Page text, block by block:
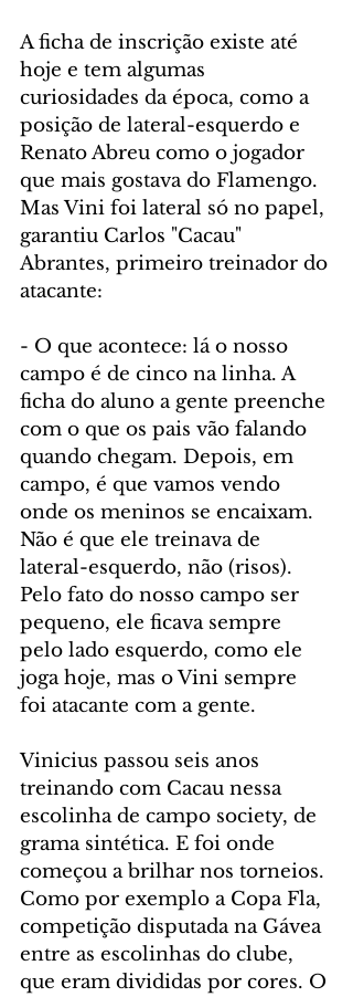
A ficha de inscrição existe até
hoje e tem algumas
curiosidades da época, como a
posição de lateral-esquerdo e
Renato Abreu como o jogador
que mais gostava do Flamengo.
Mas Vini foi lateral só no papel,
garantiu Carlos "Cacau"
Abrantes, primeiro treinador do
atacante:
- O que acontece: lá o nosso
campo é de cinco na linha. A
ficha do aluno a gente preenche
com o que os pais vão falando
quando chegam. Depois, em
campo, é que vamos vendo
onde os meninos se encaixam.
Não é que ele treinava de
lateral-esquerdo, não (risos).
Pelo fato do nosso campo ser
pequeno, ele ficava sempre
pelo lado esquerdo, como ele
joga hoje, mas o Vini sempre
foi atacante com a gente.
Vinicius passou seis anos
treinando com Cacau nessa
escolinha de campo society, de
grama sintética. E foi onde
começou a brilhar nos torneios.
Como por exemplo a Copa Fla,
competição disputada na Gávea
entre as escolinhas do clube,
que eram divididas por cores. O